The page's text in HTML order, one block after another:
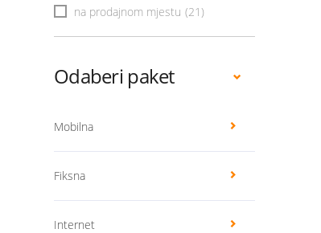
na prodajnom mjestu (21)
Odaberi paket
Mobilna
Fiksna
Internet